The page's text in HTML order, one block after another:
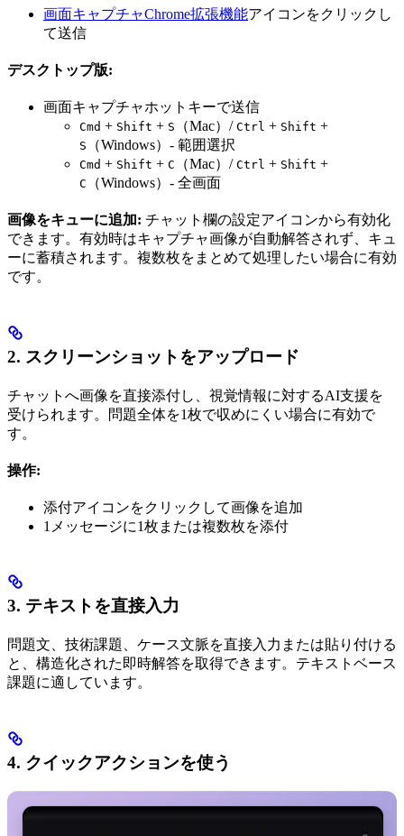
画面キャプチャChrome拡張機能アイコンをクリックし
て送信
デスクトップ版:
画面キャプチャホットキーで送信
Cmd + Shift + S （Mac）/ Ctrl + Shift +
S （Windows）- 範囲選択
Cmd + Shift + C （Mac）/ Ctrl + Shift +
C （Windows）- 全画面
画像をキューに追加: チャット欄の設定アイコンから有効化
できます。有効時はキャプチャ画像が自動解答されず、キュ
ーに蓄積されます。複数枚をまとめて処理したい場合に有効
です。
2. スクリーンショットをアップロード
チャットへ画像を直接添付し、視覚情報に対するAI支援を
受けられます。問題全体を1枚で収めにくい場合に有効で
す。
操作:
添付アイコンをクリックして画像を追加
1メッセージに1枚または複数枚を添付
3. テキストを直接入力
問題文、技術課題、ケース文脈を直接入力または貼り付ける
と、構造化された即時解答を取得できます。テキストベース
課題に適しています。
4. クイックアクションを使う